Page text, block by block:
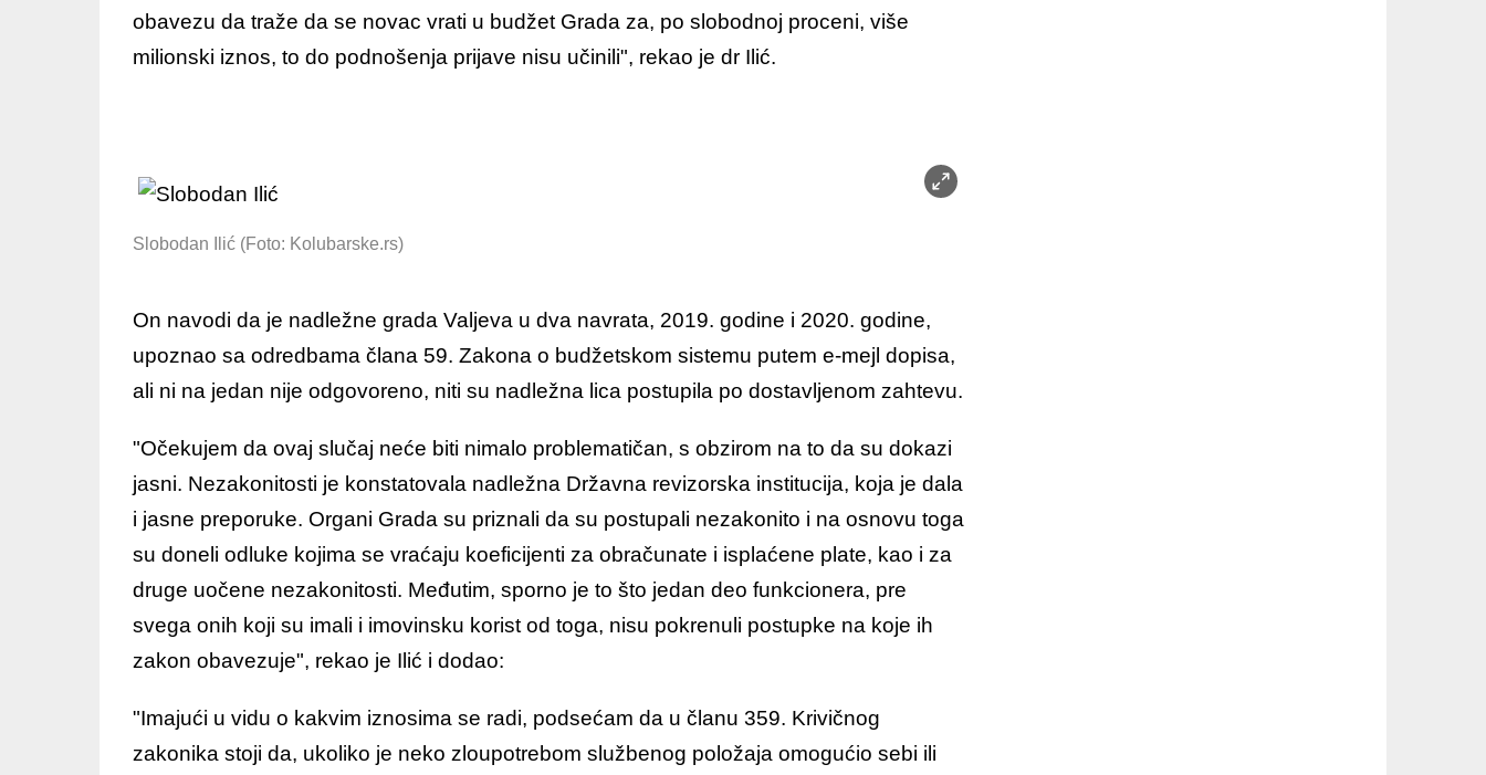
obavezu da traže da se novac vrati u budžet Grada za, po slobodnoj proceni, više
milionski iznos, to do podnošenja prijave nisu učinili", rekao je dr Ilić.
Slobodan Ilić (Foto: Kolubarske.rs)
On navodi da je nadležne grada Valjeva u dva navrata, 2019. godine i 2020. godine,
upoznao sa odredbama člana 59. Zakona o budžetskom sistemu putem e-mejl dopisa,
ali ni na jedan nije odgovoreno, niti su nadležna lica postupila po dostavljenom zahtevu.
"Očekujem da ovaj slučaj neće biti nimalo problematičan, s obzirom na to da su dokazi
jasni. Nezakonitosti je konstatovala nadležna Državna revizorska institucija, koja je dala
i jasne preporuke. Organi Grada su priznali da su postupali nezakonito i na osnovu toga
su doneli odluke kojima se vraćaju koeficijenti za obračunate i isplaćene plate, kao i za
druge uočene nezakonitosti. Međutim, sporno je to što jedan deo funkcionera, pre
svega onih koji su imali i imovinsku korist od toga, nisu pokrenuli postupke na koje ih
zakon obavezuje", rekao je Ilić i dodao:
"Imajući u vidu o kakvim iznosima se radi, podsećam da u članu 359. Krivičnog
zakonika stoji da, ukoliko je neko zloupotrebom službenog položaja omogućio sebi ili